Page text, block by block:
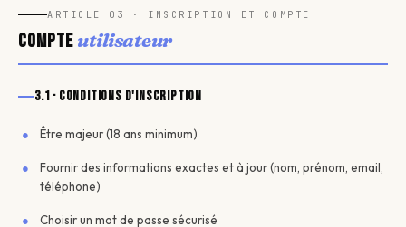
ARTICLE 03 · INSCRIPTION ET COMPTE
Compte utilisateur
3.1 · Conditions d'inscription
Être majeur (18 ans minimum)
Fournir des informations exactes et à jour (nom, prénom, email,
téléphone)
Choisir un mot de passe sécurisé